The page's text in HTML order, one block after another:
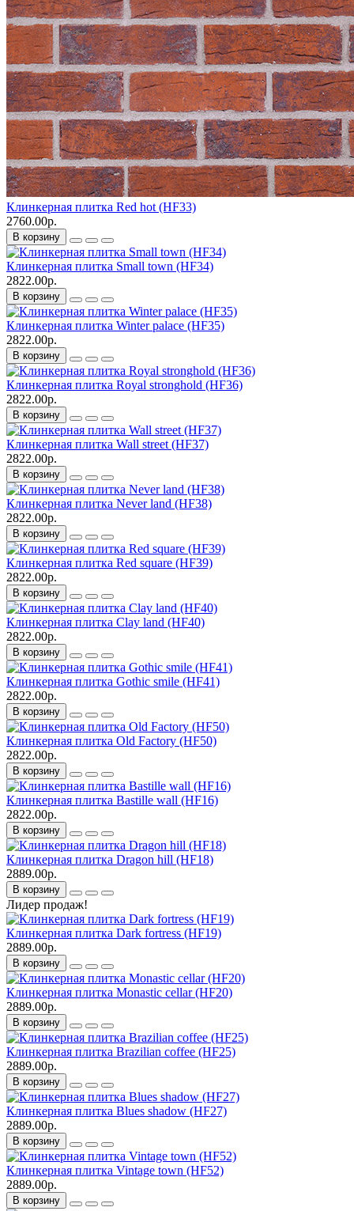
Клинкерная плитка Red hot (HF33)
2760.00р.
В корзину
Клинкерная плитка Small town (HF34)
2822.00р.
В корзину
Клинкерная плитка Winter palace (HF35)
2822.00р.
В корзину
Клинкерная плитка Royal stronghold (HF36)
2822.00р.
В корзину
Клинкерная плитка Wall street (HF37)
2822.00р.
В корзину
Клинкерная плитка Never land (HF38)
2822.00р.
В корзину
Клинкерная плитка Red square (HF39)
2822.00р.
В корзину
Клинкерная плитка Clay land (HF40)
2822.00р.
В корзину
Клинкерная плитка Gothic smile (HF41)
2822.00р.
В корзину
Клинкерная плитка Old Factory (HF50)
2822.00р.
В корзину
Клинкерная плитка Bastille wall (HF16)
2822.00р.
В корзину
Клинкерная плитка Dragon hill (HF18)
2889.00р.
В корзину
Лидер продаж!
Клинкерная плитка Dark fortress (HF19)
2889.00р.
В корзину
Клинкерная плитка Monastic cellar (HF20)
2889.00р.
В корзину
Клинкерная плитка Brazilian coffee (HF25)
2889.00р.
В корзину
Клинкерная плитка Blues shadow (HF27)
2889.00р.
В корзину
Клинкерная плитка Vintage town (HF52)
2889.00р.
В корзину